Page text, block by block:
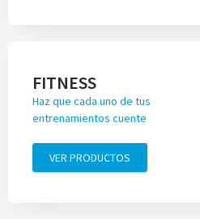
FITNESS
Haz que cada uno de tus
entrenamientos cuente
VER PRODUCTOS